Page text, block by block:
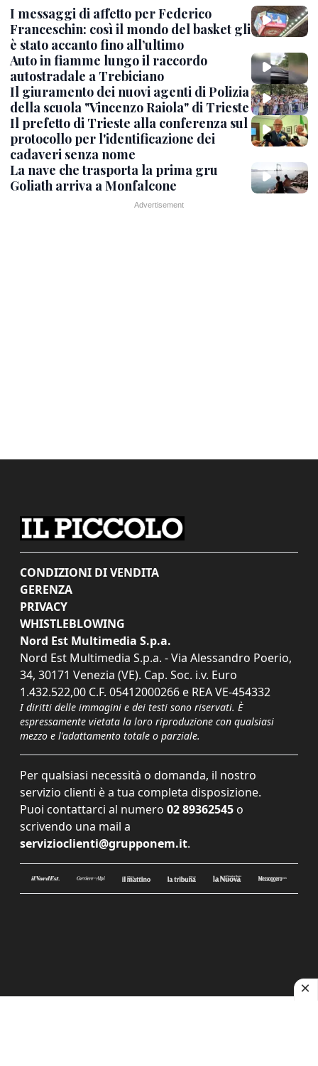
I messaggi di affetto per Federico
Franceschin: così il mondo del basket gli
è stato accanto fino all’ultimo
Auto in fiamme lungo il raccordo
autostradale a Trebiciano
Il giuramento dei nuovi agenti di Polizia
della scuola "Vincenzo Raiola" di Trieste
Il prefetto di Trieste alla conferenza sul
protocollo per l'identificazione dei
cadaveri senza nome
La nave che trasporta la prima gru
Goliath arriva a Monfalcone
CONDIZIONI DI VENDITA
GERENZA
PRIVACY
WHISTLEBLOWING
Nord Est Multimedia S.p.a.
Nord Est Multimedia S.p.a. - Via Alessandro Poerio,
34, 30171 Venezia (VE). Cap. Soc. i.v. Euro
1.432.522,00 C.F. 05412000266 e REA VE-454332
I diritti delle immagini e dei testi sono riservati. È
espressamente vietata la loro riproduzione con qualsiasi
mezzo e l'adattamento totale o parziale.
Per qualsiasi necessità o domanda, il nostro
servizio clienti è a tua completa disposizione.
Puoi contattarci al numero 02 89362545 o
scrivendo una mail a
servizioclienti@grupponem.it.